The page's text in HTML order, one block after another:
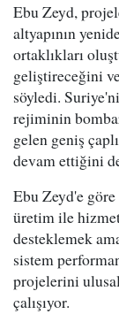
Ebu Zeyd,
altyapının
ortaklıkları
geliştireceğini
söyledi.
rejiminin
gelen geniş
devam ettiğini
Ebu Zeyd'e
üretim ile
desteklemek
sistem
projelerini
çalışıyor.